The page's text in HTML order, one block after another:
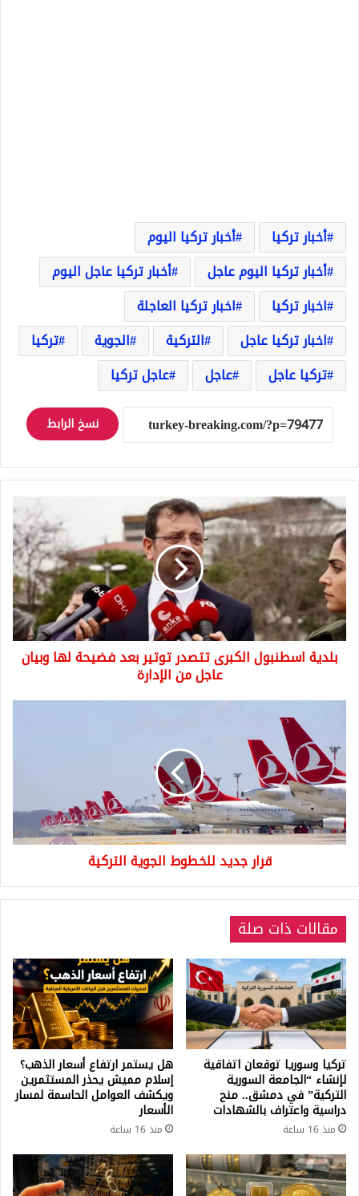
أخبار تركيا
أخبار تركيا اليوم
أخبار تركيا اليوم عاجل
أخبار تركيا عاجل اليوم
اخبار تركيا
اخبار تركيا العاجلة
اخبار تركيا عاجل
التركية الجوية
تركيا
تركيا عاجل
عاجل عاجل تركيا
نسخ الرابط
بلدية
اسطنبول
الكبرى
تتصدر
توتير
بعد
فضيحة
لها
وبيان
عاجل
بلدية اسطنبول الكبرى تتصدر توتير بعد فضيحة لها وبيان
عاجل من الإدارة
للخطوط
الجوية
التركية
قرار جديد للخطوط الجوية التركية
مقالات ذات صلة
تركيا وسوريا توقعان اتفاقية
لإنشاء “الجامعة السورية
التركية” في دمشق.. منح
دراسية واعتراف بالشهادات
منذ 16 ساعة
هل يستمر ارتفاع أسعار الذهب؟
إسلام مميش يحذر المستثمرين
ويكشف العوامل الحاسمة لمسار
الأسعار
منذ 16 ساعة